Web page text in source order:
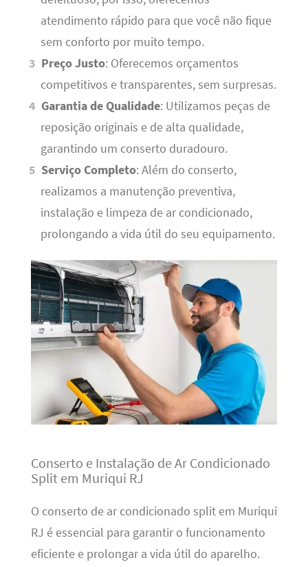
atendimento rápido para que você não fique
sem conforto por muito tempo.
Preço Justo: Oferecemos orçamentos
competitivos e transparentes, sem surpresas.
Garantia de Qualidade: Utilizamos peças de
reposição originais e de alta qualidade,
garantindo um conserto duradouro.
Serviço Completo: Além do conserto,
realizamos a manutenção preventiva,
instalação e limpeza de ar condicionado,
prolongando a vida útil do seu equipamento.
Conserto e Instalação de Ar Condicionado
Split em Muriqui RJ
O conserto de ar condicionado split em Muriqui
RJ é essencial para garantir o funcionamento
eficiente e prolongar a vida útil do aparelho.